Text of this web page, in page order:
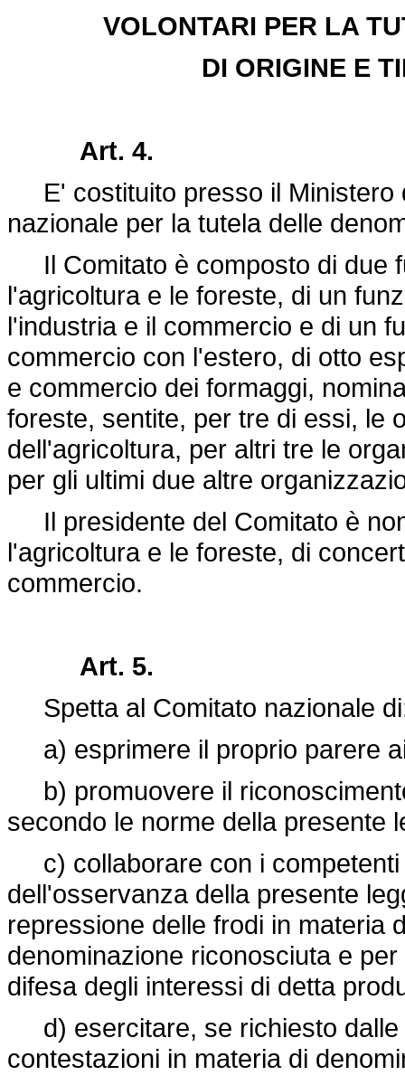
VOLONTARI PER LA
DI ORIGINE E
Art. 4.
E' costituito presso il Ministero
nazionale per la tutela delle
Il Comitato è composto di due
l'agricoltura e le foreste, di un
l'industria e il commercio e di un
commercio con l'estero, di otto
e commercio dei formaggi,
foreste, sentite, per tre di essi, le
dell'agricoltura, per altri tre le
per gli ultimi due altre
Il presidente del Comitato è
l'agricoltura e le foreste, di
commercio.
Art. 5.
Spetta al Comitato nazionale
a) esprimere il proprio parere
b) promuovere il
secondo le norme della presente
c) collaborare con i competenti
dell'osservanza della presente
repressione delle frodi in materia
denominazione riconosciuta e
difesa degli interessi di detta
d) esercitare, se richiesto dalle
contestazioni in materia di